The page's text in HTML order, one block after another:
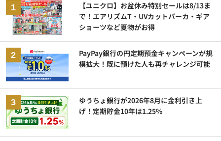
【ユニクロ】お盆休み特別セールは8/13ま
で！エアリズムT・UVカットパーカ・ギア
ショーツなど夏物がお得
PayPay銀行の円定期預金キャンペーンが規
模拡大！既に預けた人も再チャレンジ可能
ゆうちょ銀行が2026年8月に金利引き上
げ！定期貯金10年は1.25%